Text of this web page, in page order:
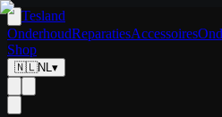
Tesland
OnderhoudReparatiesAccessoires
Shop
🇳🇱NL▾